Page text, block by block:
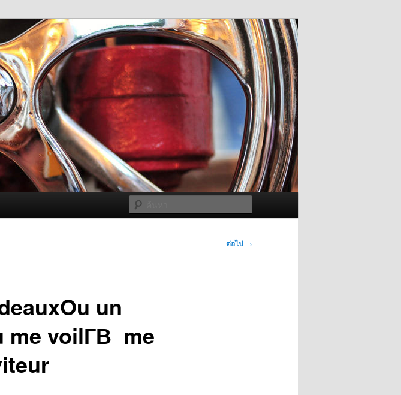
Fogger /
ต่อไป →
un
me voilГ­В me